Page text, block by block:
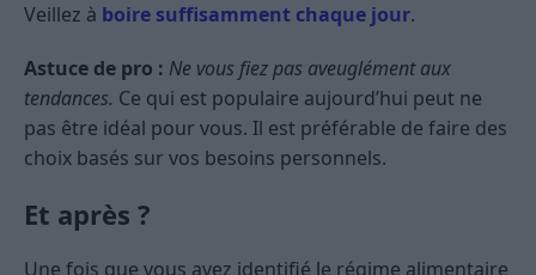
Veillez à boire suffisamment chaque jour.
Astuce de pro : Ne vous fiez pas aveuglément aux
tendances. Ce qui est populaire aujourd’hui peut ne
pas être idéal pour vous. Il est préférable de faire des
choix basés sur vos besoins personnels.
Et après ?
Une fois que vous avez identifié le régime alimentaire